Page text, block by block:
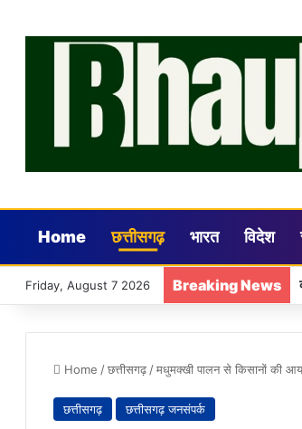
Home छत्तीसगढ़ भारत विदेश
Friday, August 7 2026 Breaking News
Home / छत्तीसगढ़ / मधुमक्खी पालन से किसानों की
छत्तीसगढ़ छत्तीसगढ़ जनसंपर्क